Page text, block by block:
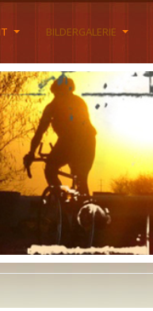
BILDERGALERIE